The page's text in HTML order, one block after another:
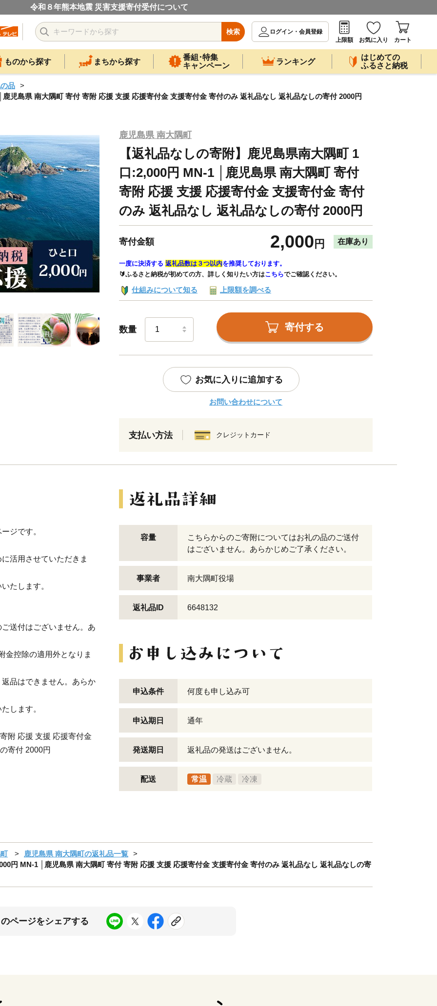
令和８年熊本地震 災害支援寄付受付について
検索
ログイン・会員登録
上限額
お気に入り カート
ものから探す まちから探す
番組･特集
キャンペーン
ランキング
はじめての
ふるさと納税
品
児島県 南大隅町 寄付 寄附 応援 支援 応援寄付金 支援寄付金 寄付のみ 返礼品なし 返礼品なしの寄付 2000円
鹿児島県 南大隅町
【返礼品なしの寄附】鹿児島県南大隅町 1
口:2,000円 MN-1 │鹿児島県 南大隅町 寄付
寄附 応援 支援 応援寄付金 支援寄付金 寄付
のみ 返礼品なし 返礼品なしの寄付 2000円
寄付金額 2,000 円 在庫あり
一度に決済する 返礼品数は３つ以内を推奨しております。
🔰ふるさと納税が初めての方、詳しく知りたい方はこちらでご確認ください。
仕組みについて知る 上限額を調べる
数量 寄付する
お気に入りに追加する
お問い合わせについて
支払い方法 クレジットカード
ジです。
活用させていただきま
たします。
送付はございません。あ
金控除の適用外となりま
品はできません。あらか
します。
附 応援 支援 応援寄付金
寄付 2000円
容量
こちらからのご寄附についてはお礼の品のご送付
はございません。あらかじめご了承ください。
事業者 南大隅町役場
返礼品ID 6648132
申込条件 何度も申し込み可
申込期日 通年
発送期日 返礼品の発送はございません。
配送 常温 冷蔵 冷凍
鹿児島県 南大隅町の返礼品一覧
円 MN-1 │鹿児島県 南大隅町 寄付 寄附 応援 支援 応援寄付金 支援寄付金 寄付のみ 返礼品なし 返礼品なしの寄
のページをシェアする